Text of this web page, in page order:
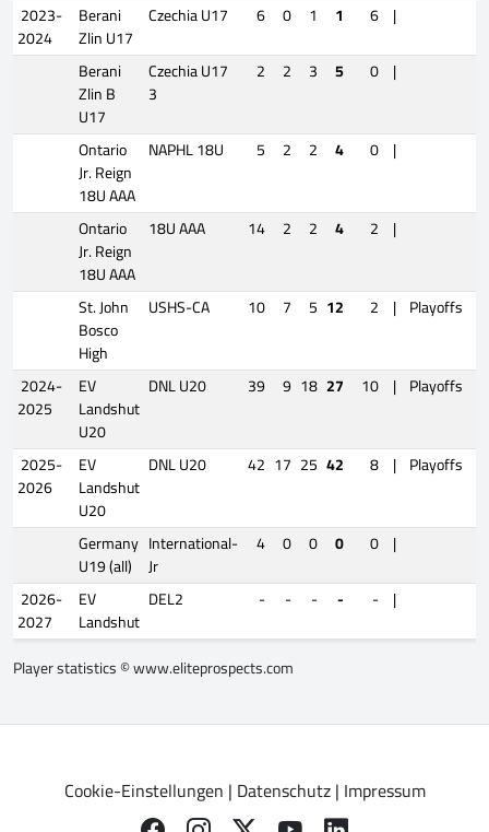
2023-
2024
Berani
Zlin U17
Czechia U17 6 0 1 1 6 |
Berani
Zlin B
U17
Czechia U17
3
2 2 3 5 0 |
Ontario
Jr. Reign
18U AAA
NAPHL 18U 5 2 2 4 0 |
Ontario
Jr. Reign
18U AAA
18U AAA 14 2 2 4 2 |
St. John
Bosco
High
USHS-CA 10 7 5 12 2 | Playoffs
2024-
2025
EV
Landshut
U20
DNL U20 39 9 18 27 10 | Playoffs
2025-
2026
EV
Landshut
U20
DNL U20 42 17 25 42 8 | Playoffs
Germany
U19 (all)
International-
Jr
4 0 0 0 0 |
2026-
2027
EV
Landshut
DEL2 - - - - - |
Player statistics ©www.eliteprospects.com
Cookie-Einstellungen | Datenschutz| Impressum